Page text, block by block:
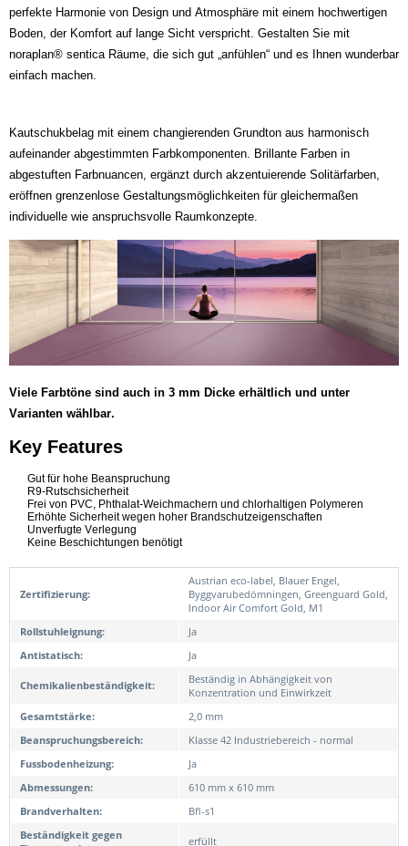
perfekte Harmonie von Design und Atmosphäre mit einem hochwertigen
Boden, der Komfort auf lange Sicht verspricht. Gestalten Sie mit
noraplan® sentica Räume, die sich gut „anfühlen“ und es Ihnen wunderbar
einfach machen.
Kautschukbelag mit einem changierenden Grundton aus harmonisch
aufeinander abgestimmten Farbkomponenten. Brillante Farben in
abgestuften Farbnuancen, ergänzt durch akzentuierende Solitärfarben,
eröffnen grenzenlose Gestaltungsmöglichkeiten für gleichermaßen
individuelle wie anspruchsvolle Raumkonzepte.
Viele Farbtöne sind auch in 3 mm Dicke erhältlich und unter
Varianten wählbar.
Key Features
Gut für hohe Beanspruchung
R9-Rutschsicherheit
Frei von PVC, Phthalat-Weichmachern und chlorhaltigen Polymeren
Erhöhte Sicherheit wegen hoher Brandschutzeigenschaften
Unverfugte Verlegung
Keine Beschichtungen benötigt
Zertifizierung:
Austrian eco-label, Blauer Engel,
Byggvarubedömningen, Greenguard Gold,
Indoor Air Comfort Gold, M1
Rollstuhleignung:
Ja
Antistatisch:
Ja
Chemikalienbeständigkeit:
Beständig in Abhängigkeit von
Konzentration und Einwirkzeit
Gesamtstärke:
2,0 mm
Beanspruchungsbereich:
Klasse 42 Industriebereich - normal
Fussbodenheizung:
Ja
Abmessungen:
610 mm x 610 mm
Brandverhalten:
Bfl-s1
Beständigkeit gegen
erfüllt